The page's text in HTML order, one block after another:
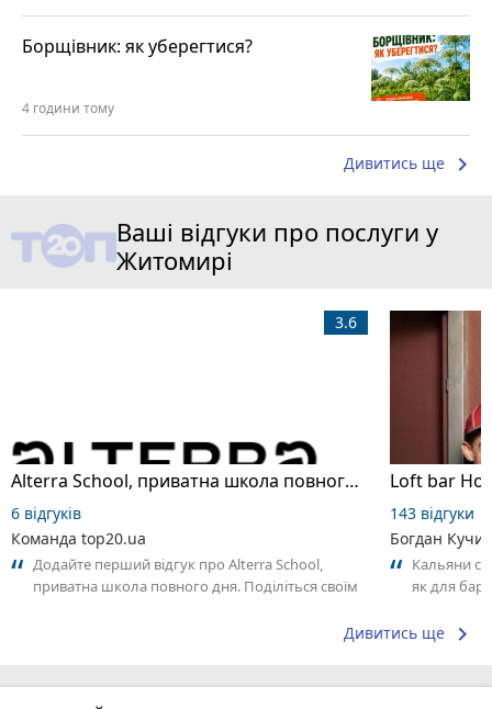
Борщівник: як уберегтися?
4 години тому
Дивитись ще keyboard_arrow_right
Ваші відгуки про послуги у
Житомирі
Alterra School, приватна школа повного дня
3.6
6 відгуків
Команда top20.ua
Додайте перший відгук про Alterra School,
приватна школа повного дня. Поділіться своїм
Loft bar
143 відгуки
Богдан
Кальяни
як для
Дивитись ще keyboard_arrow_right